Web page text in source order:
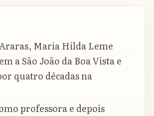
Maria Hilda Leme
a São João da Boa Vista e
quatro décadas na
professora e depois